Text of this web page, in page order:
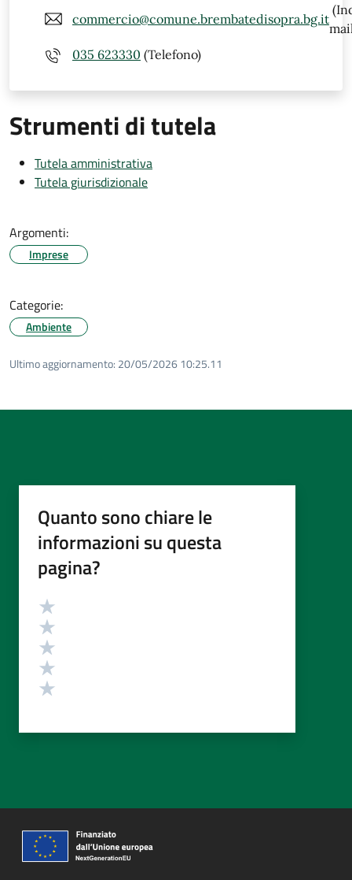
commercio@comune.brembatedisopra.bg.it
035 623330 (Telefono)
Strumenti di tutela
Tutela amministrativa
Tutela giurisdizionale
Argomenti:
Imprese
Categorie:
Ambiente
Ultimo aggiornamento: 20/05/2026 10:25.11
Quanto sono chiare le
informazioni su questa
pagina?
Valutazione